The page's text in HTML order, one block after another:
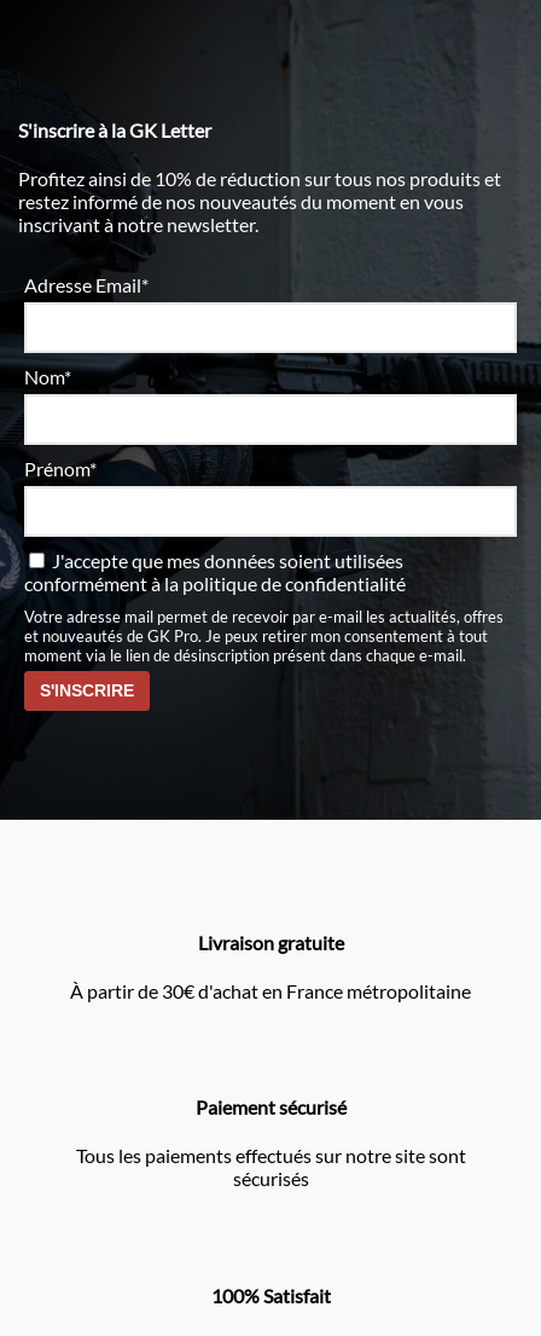
S'inscrire à la GK Letter
Profitez ainsi de 10% de réduction sur tous nos produits et
restez informé de nos nouveautés du moment en vous
inscrivant à notre newsletter.
Adresse Email*
Nom*
Prénom*
J'accepte que mes données soient utilisées
conformément àla politique de confidentialité
Votre adresse mail permet de recevoir par e-mail les actualités, offres
et nouveautés de GK Pro. Je peux retirer mon consentement à tout
moment via le lien de désinscription présent dans chaque e-mail.
Livraison gratuite
À partir de 30€ d'achat en France métropolitaine
Paiement sécurisé
Tous les paiements effectués sur notre site sont
sécurisés
100% Satisfait